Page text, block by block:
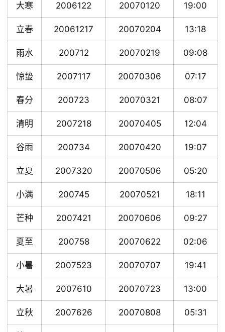
大寒 2006122 20070120 19:00
立春 20061217 20070204 13:18
雨水 200712 20070219 09:08
惊蛰 2007117 20070306 07:17
春分 200723 20070321 08:07
清明 2007218 20070405 12:04
谷雨 200734 20070420 19:07
立夏 2007320 20070506 05:20
小满 200745 20070521 18:11
芒种 2007421 20070606 09:27
夏至 200758 20070622 02:06
小暑 2007523 20070707 19:41
大暑 2007610 20070723 13:00
立秋 2007626 20070808 05:31